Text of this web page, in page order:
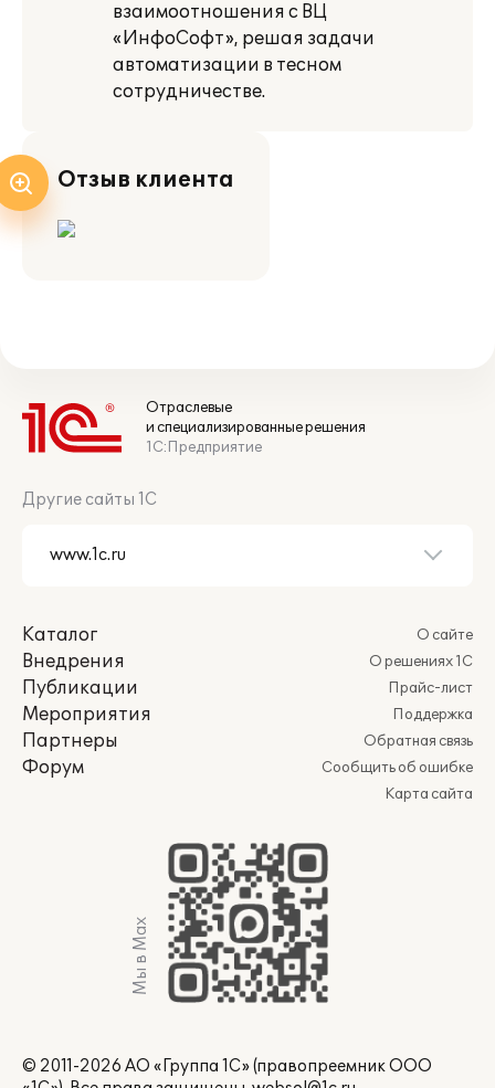
взаимоотношения с ВЦ
«ИнфоСофт», решая задачи
автоматизации в тесном
сотрудничестве.
Отзыв клиента
Отраслевые
и специализированные решения
1С:Предприятие
Другие сайты 1С
Каталог
Внедрения
Публикации
Мероприятия
Партнеры
Форум
О сайте
О решениях 1С
Прайс-лист
Поддержка
Обратная связь
Сообщить об ошибке
Карта сайта
Мы в Max
© 2011-2026 АО «Группа 1С» (правопреемник ООО